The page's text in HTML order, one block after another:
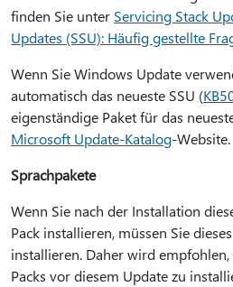
finden Sie unter Servicing Stack
Updates (SSU): Häufig gestellte
Wenn Sie Windows Update
automatisch das neueste SSU (
eigenständige Paket für das
Microsoft Update-Katalog-Website.
Sprachpakete
Wenn Sie nach der Installation
Pack installieren, müssen Sie
installieren. Daher wird
Packs vor diesem Update zu